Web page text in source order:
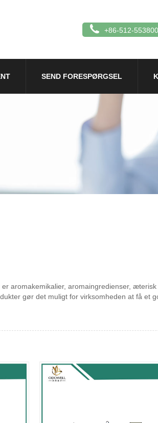
+86-512-
SEND FORESPØRGSEL
aromakemikalier, aromaingredienser,
gør det muligt for virksomheden at få et